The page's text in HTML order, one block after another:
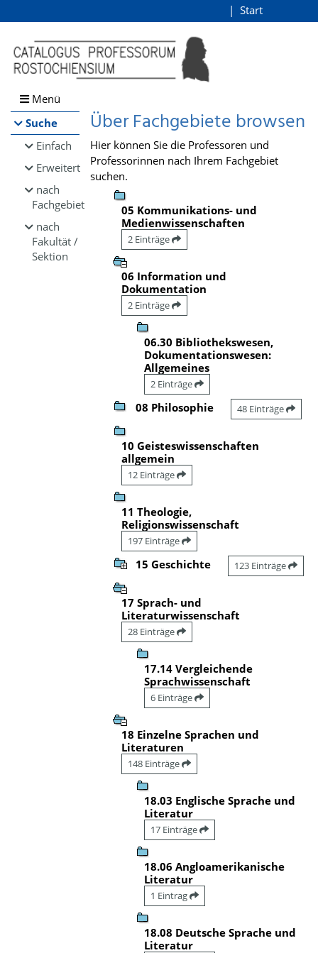
Browsen
direkt zum Inhalt
Start
Menü
Suche
Einfach
Erweitert
nach
Fachgebiet
nach
Fakultät /
Sektion
Über Fachgebiete browsen
Hier können Sie die Professoren und
Professorinnen nach Ihrem Fachgebiet
suchen.
05 Kommunikations- und
Medienwissenschaften
2 Einträge
06 Information und
Dokumentation
2 Einträge
06.30 Bibliothekswesen,
Dokumentationswesen:
Allgemeines
2 Einträge
08 Philosophie 48 Einträge
10 Geisteswissenschaften
allgemein
12 Einträge
11 Theologie,
Religionswissenschaft
197 Einträge
15 Geschichte 123 Einträge
17 Sprach- und
Literaturwissenschaft
28 Einträge
17.14 Vergleichende
Sprachwissenschaft
6 Einträge
18 Einzelne Sprachen und
Literaturen
148 Einträge
18.03 Englische Sprache und
Literatur
17 Einträge
18.06 Angloamerikanische
Literatur
1 Eintrag
18.08 Deutsche Sprache und
Literatur